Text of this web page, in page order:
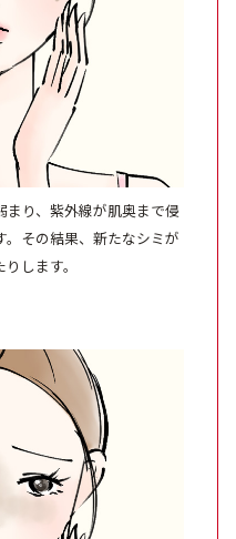
ただけます
217
中無休
り、紫外線が肌奥まで侵
。その結果、新たなシミが
します。